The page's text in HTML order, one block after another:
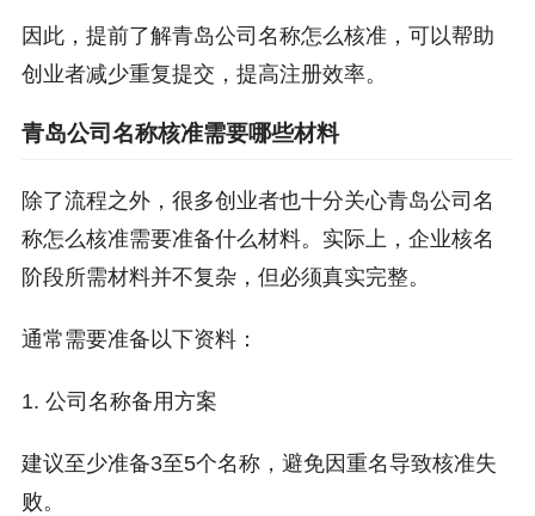
因此，提前了解青岛公司名称怎么核准，可以帮助
创业者减少重复提交，提高注册效率。
青岛公司名称核准需要哪些材料
除了流程之外，很多创业者也十分关心青岛公司名
称怎么核准需要准备什么材料。实际上，企业核名
阶段所需材料并不复杂，但必须真实完整。
通常需要准备以下资料：
1. 公司名称备用方案
建议至少准备3至5个名称，避免因重名导致核准失
败。